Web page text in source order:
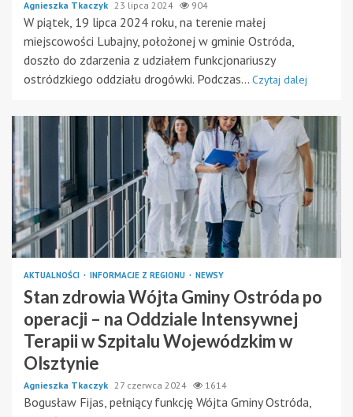
Agnieszka Tkaczyk 23 lipca 2024 904
W piątek, 19 lipca 2024 roku, na terenie małej
miejscowości Lubajny, położonej w gminie Ostróda,
doszło do zdarzenia z udziałem funkcjonariuszy
ostródzkiego oddziału drogówki. Podczas... Czytaj dalej
AKTUALNOŚCI INFORMACJE Z REGIONU NEWSY
Stan zdrowia Wójta Gminy Ostróda po
operacji – na Oddziale Intensywnej
Terapii w Szpitalu Wojewódzkim w
Olsztynie
Agnieszka Tkaczyk 27 czerwca 2024 1614
Bogusław Fijas, pełniący funkcję Wójta Gminy Ostróda,